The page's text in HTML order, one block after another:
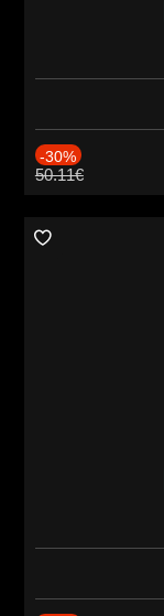
-30%
50.11€